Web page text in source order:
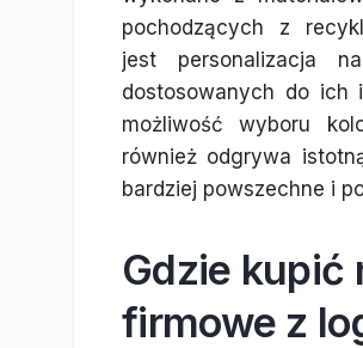
pochodzących z
jest personalizacja
dostosowanych do ich
możliwość wyboru
również odgrywa
bardziej powszechne i
Gdzie kupić
firmowe z